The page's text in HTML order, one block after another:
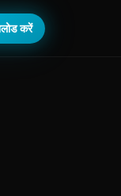
करें